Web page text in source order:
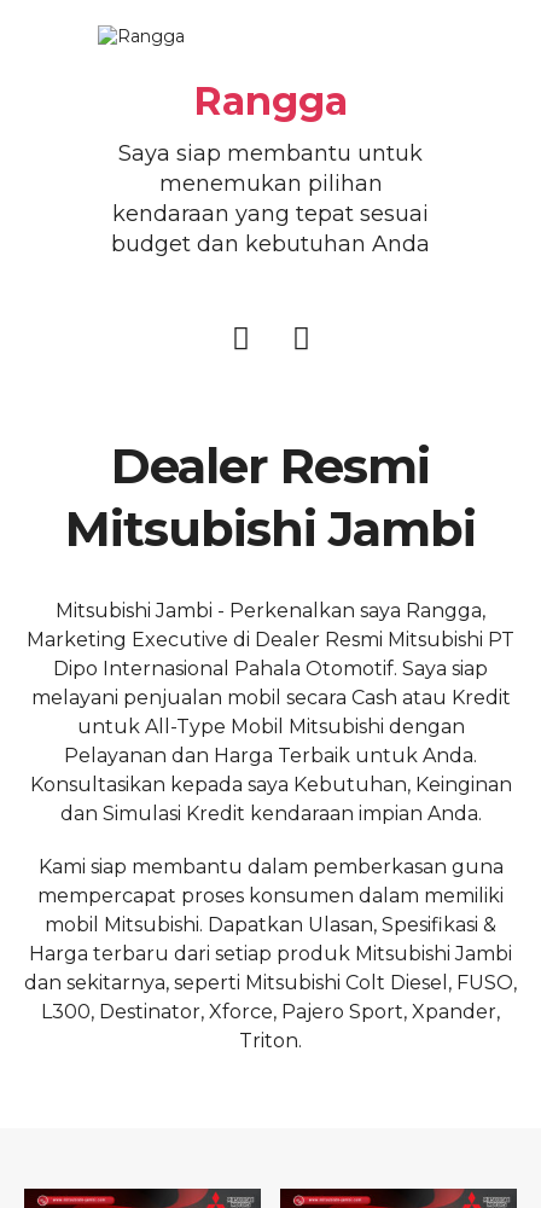
Rangga
Saya siap membantu untuk
menemukan pilihan
kendaraan yang tepat sesuai
budget dan kebutuhan Anda
Dealer Resmi
Mitsubishi Jambi
Mitsubishi Jambi - Perkenalkan saya Rangga,
Marketing Executive di Dealer Resmi Mitsubishi PT
Dipo Internasional Pahala Otomotif. Saya siap
melayani penjualan mobil secara Cash atau Kredit
untuk All-Type Mobil Mitsubishi dengan
Pelayanan dan Harga Terbaik untuk Anda.
Konsultasikan kepada saya Kebutuhan, Keinginan
dan Simulasi Kredit kendaraan impian Anda.
Kami siap membantu dalam pemberkasan guna
mempercapat proses konsumen dalam memiliki
mobil Mitsubishi. Dapatkan Ulasan, Spesifikasi &
Harga terbaru dari setiap produk Mitsubishi Jambi
dan sekitarnya, seperti Mitsubishi Colt Diesel, FUSO,
L300, Destinator, Xforce, Pajero Sport, Xpander,
Triton.